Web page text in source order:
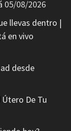
05/08/2026
llevas dentro |
en vivo
desde
De Tu